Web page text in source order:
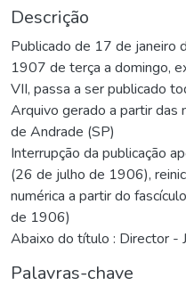
Descrição
Publicado de 17 de janeiro
1907 de terça a domingo,
VII, passa a ser publicado
Arquivo gerado a partir das
de Andrade (SP)
Interrupção da publicação
(26 de julho de 1906),
numérica a partir do
de 1906)
Abaixo do título : Director -
Palavras-chave